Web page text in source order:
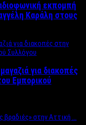
εκπομπή
Καράλη στους
για διακοπές
Εμπορικού